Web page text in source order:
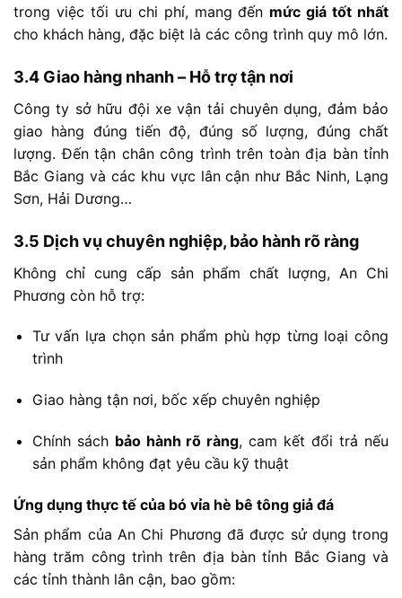
trong việc tối ưu chi phí, mangđến mứcgiátốt nhất
cho khách hàng, đặc biệt là các công trình quy mô lớn.
3.4 Giao hàng nhanh – Hỗtrợtận nơi
Côngty sở hữu đội xevận tải chuyêndụng, đảm bảo
giao hàng đúngtiếnđộ, đúng số lượng, đúngchất
lượng. Đến tận chân công trình trên toàn địa bàn tỉnh
Bắc Giang và các khu vực lâncận như Bắc Ninh, Lạng
Sơn, Hải Dương…
3.5 Dịchvụ chuyên nghiệp, bảo hành rõ ràng
Không chỉ cung cấp sản phẩm chất lượng, An Chi
Phương còn hỗ trợ:
Tưvấn lựa chọn sản phẩm phù hợp từng loạicông
trình
Giao hàng tận nơi, bốc xếp chuyên nghiệp
Chính sách bảo hành rõ ràng,cam kếtđổitrả nếu
sản phẩm không đạt yêu cầu kỹ thuật
Ứng dụng thực tế của bó vỉa hè bê tông giả đá
Sản phẩm của An Chi Phương đãđược sử dụngtrong
hàngtrăm công trìnhtrên địa bàntỉnh Bắc Giangvà
các tỉnh thành lân cận, bao gồm: